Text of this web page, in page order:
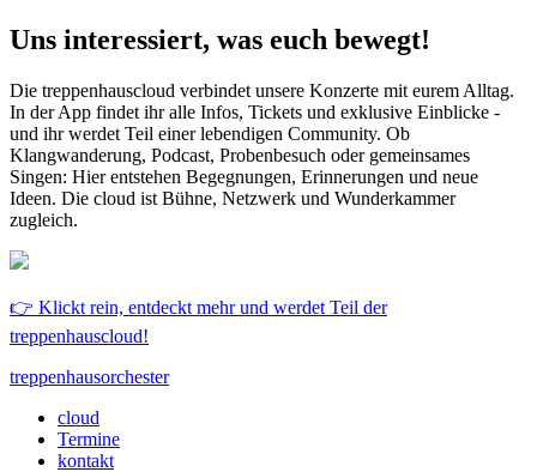
Uns interessiert, was euch bewegt!
Die treppenhauscloud verbindet unsere Konzerte mit eurem Alltag.
In der App findet ihr alle Infos, Tickets und exklusive Einblicke -
und ihr werdet Teil einer lebendigen Community. Ob
Klangwanderung, Podcast, Probenbesuch oder gemeinsames
Singen: Hier entstehen Begegnungen, Erinnerungen und neue
Ideen. Die cloud ist Bühne, Netzwerk und Wunderkammer
zugleich.
👉 Klickt rein, entdeckt mehr und werdet Teil der
treppenhauscloud!
treppenhausorchester
cloud
Termine
kontakt